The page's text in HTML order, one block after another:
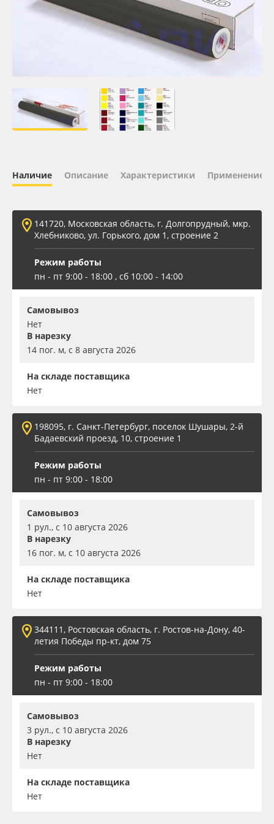
Oracal 641
ПЭТ листовой
Вспененный ПВХ
Баннер
Заготовки для сувениров
Наличие Описание Характеристики Применение
141720, Московская область, г. Долгопрудный, мкр.
Хлебниково, ул. Горького, дом 1, строение 2
Режим работы
пн - пт 9:00 - 18:00 , сб 10:00 - 14:00
Самовывоз
Нет
В нарезку
14 пог. м, с 8 августа 2026
На складе поставщика
Нет
198095, г. Санкт-Петербург, поселок Шушары, 2-й
Бадаевский проезд, 10, строение 1
Режим работы
пн - пт 9:00 - 18:00
Самовывоз
1 рул., с 10 августа 2026
В нарезку
16 пог. м, с 10 августа 2026
На складе поставщика
Нет
344111, Ростовская область, г. Ростов-на-Дону, 40-
летия Победы пр-кт, дом 75
Режим работы
пн - пт 9:00 - 18:00
Самовывоз
3 рул., с 10 августа 2026
В нарезку
Нет
На складе поставщика
Нет